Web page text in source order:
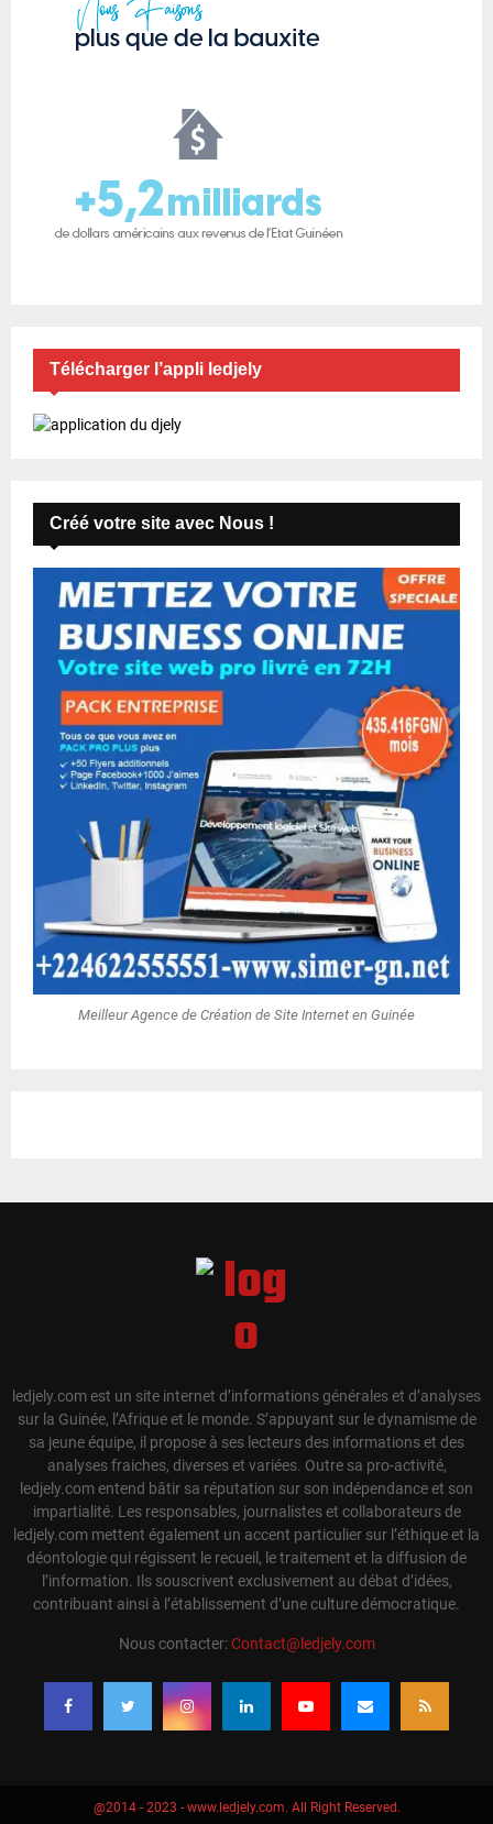
Télécharger l’appli ledjely
Créé votre site avec Nous !
Meilleur Agence de Création de Site Internet en Guinée
ledjely.com est un site internet d’informations générales et d’analyses
sur la Guinée, l’Afrique et le monde. S’appuyant sur le dynamisme de
sa jeune équipe, il propose à ses lecteurs des informations et des
analyses fraiches, diverses et variées. Outre sa pro-activité,
ledjely.com entend bâtir sa réputation sur son indépendance et son
impartialité. Les responsables, journalistes et collaborateurs de
ledjely.com mettent également un accent particulier sur l’éthique et la
déontologie qui régissent le recueil, le traitement et la diffusion de
l’information. Ils souscrivent exclusivement au débat d’idées,
contribuant ainsi à l’établissement d’une culture démocratique.
Nous contacter:Contact@ledjely.com
@2014 - 2023 - www.ledjely.com. All Right Reserved.